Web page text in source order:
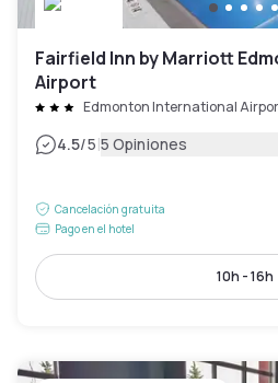
Fairfield Inn by Marriott
Airport
Edmonton International
4.5/5|5 Opiniones
Cancelación gratuita
Pago en el hotel
10h - 16h